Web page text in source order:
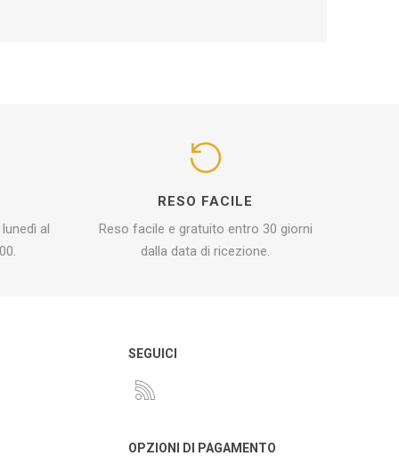
al
RESO FACILE
Reso facile e gratuito entro 30 giorni
dalla data di ricezione.
SEGUICI
OPZIONI DI PAGAMENTO